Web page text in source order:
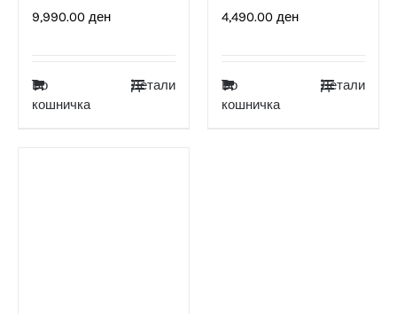
9,990.00 ден
Во
кошничка
Детали
4,490.00 ден
Во
кошничка
Детали